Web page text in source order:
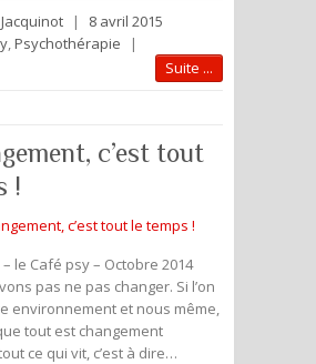
|
8 avril 2015
,Psychothérapie
|
Suite ...
c’est tout
!
le Café psy – Octobre 2014
pas ne pas changer. Si l’on
environnement et nous même,
tout est changement
ce qui vit, c’est à dire…